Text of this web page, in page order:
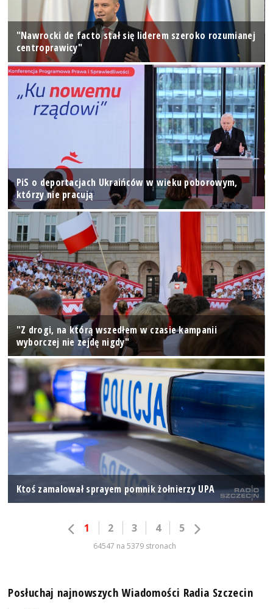
"Nawrocki de facto stał się liderem szeroko rozumianej
centroprawicy"
PiS o deportacjach Ukraińców w wieku poborowym,
którzy nie pracują
"Z drogi, na którą wszedłem w czasie kampanii
wyborczej nie zejdę nigdy"
Ktoś zamalował sprayem pomnik żołnierzy UPA
1 2 3 4 5
64547 na 5379 stronach
Posłuchaj najnowszych Wiadomości Radia Szczecin